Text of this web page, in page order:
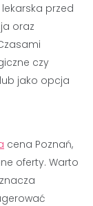
przed
oraz
czy
jako opcja
cena Poznań,
oferty. Warto